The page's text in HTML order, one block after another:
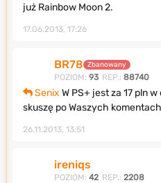
już Rainbow Moon 2.
17.06.2013, 17:26
BR78 Zbanowany
POZIOM: 93 REP.: 88740
Senix W PS+ jest za 17 pln
skuszę po Waszych
26.11.2013, 13:51
ireniqs
POZIOM: 42 REP.: 2208